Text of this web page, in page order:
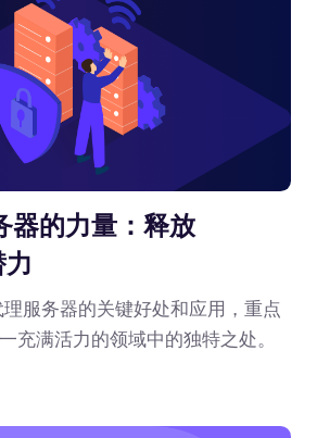
器的力量：释放
力
服务器的关键好处和应用，重点
充满活力的领域中的独特之处。